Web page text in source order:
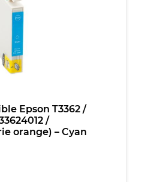
Epson T3362 /
/
orange) – Cyan